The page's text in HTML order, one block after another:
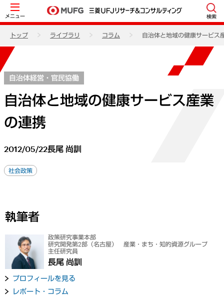
メニュー 検索
トップ ライブラリ コラム 自治体と地域の健康サービス
自治体経営・官民協働
自治体と地域の健康サービス産業
の連携
2012/05/22長尾 尚訓
社会政策
執筆者
政策研究事業本部
研究開発第2部（名古屋） 産業・まち・知的資源グループ
主任研究員
長尾 尚訓
プロフィールを見る
レポート・コラム